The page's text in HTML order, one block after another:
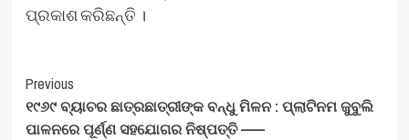
ପ୍ରକାଶ କରିଛନ୍ତି ।
Post
Navigation
Previous
୧୯୬୯ ବ୍ୟାଚର ଛାତ୍ରଛାତ୍ରୀଙ୍କ ବନ୍ଧୁ ମିଳନ : ପ୍ଲାଟିନମ ଜୁବୁଲି
ପାଳନରେ ପୂର୍ଣ୍ଣ ସହଯୋଗର ନିଷ୍ପତ୍ତି ——